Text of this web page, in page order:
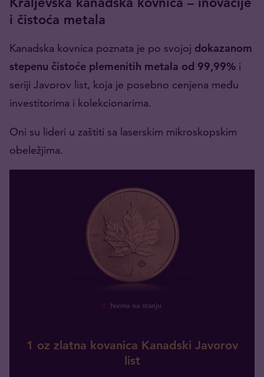
i čistoća metala
Kanadska kovnica poznata je po svojoj dokazanom
stepenu čistoće plemenitih metala od 99,99% i
seriji Javorov list, koja je posebno cenjena među
investitorima i kolekcionarima.
Oni su lideri u zaštiti sa laserskim mikroskopskim
obeležjima.
Nema na stanju
1 oz zlatna kovanica Kanadski Javorov
list